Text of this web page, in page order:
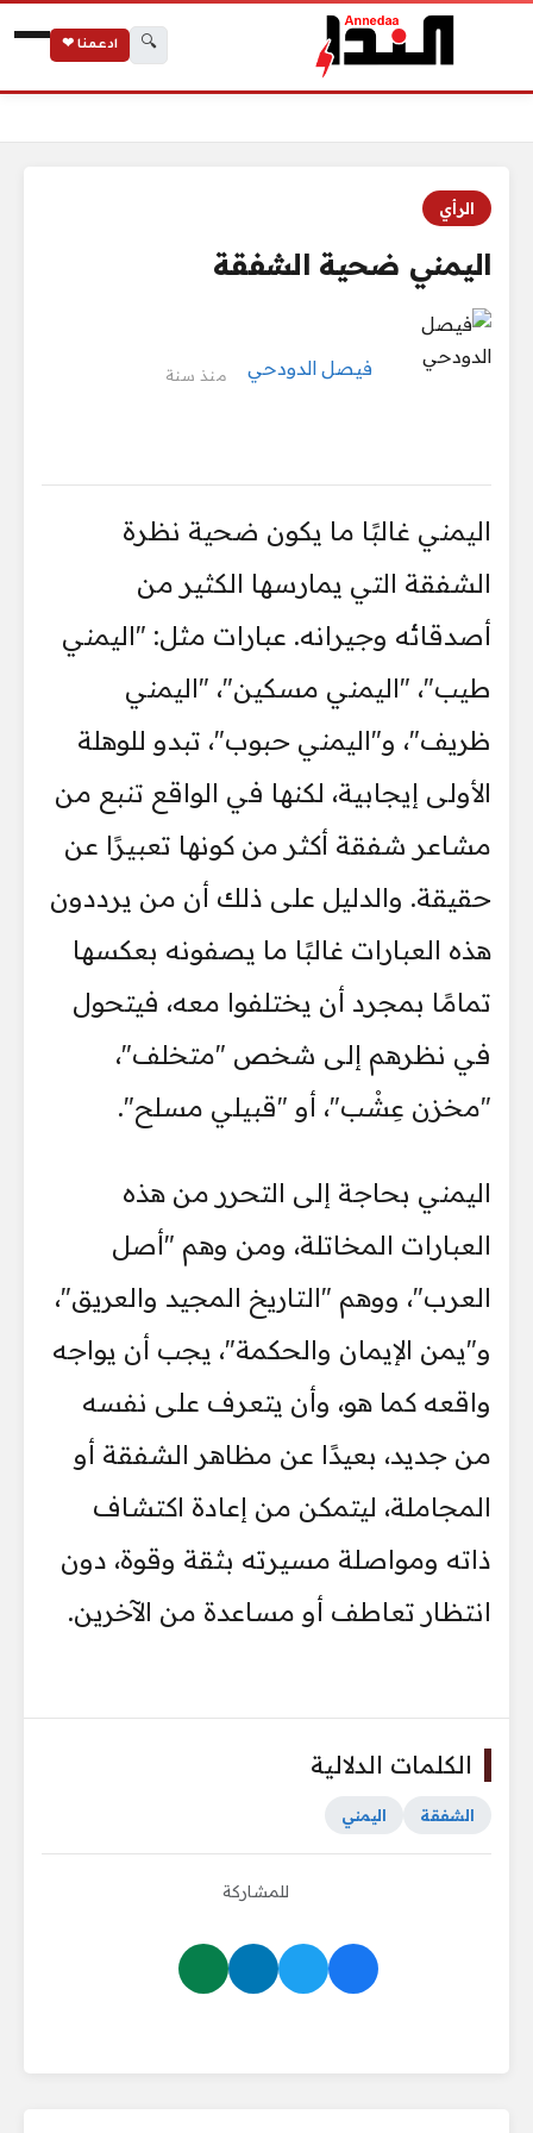
🔍 ادعمنا ❤
الرأي
اليمني ضحية الشفقة
فيصل الدودحي منذ سنة
اليمني غالبًا ما يكون ضحية نظرة
الشفقة التي يمارسها الكثير من
أصدقائه وجيرانه. عبارات مثل: "اليمني
طيب"، "اليمني مسكين"، "اليمني
ظريف"، و"اليمني حبوب"، تبدو للوهلة
الأولى إيجابية، لكنها في الواقع تنبع من
مشاعر شفقة أكثر من كونها تعبيرًا عن
حقيقة. والدليل على ذلك أن من يرددون
هذه العبارات غالبًا ما يصفونه بعكسها
تمامًا بمجرد أن يختلفوا معه، فيتحول
في نظرهم إلى شخص "متخلف"،
"مخزن عِشْب"، أو "قبيلي مسلح".
اليمني بحاجة إلى التحرر من هذه
العبارات المخاتلة، ومن وهم "أصل
العرب"، ووهم "التاريخ المجيد والعريق"،
و"يمن الإيمان والحكمة"، يجب أن يواجه
واقعه كما هو، وأن يتعرف على نفسه
من جديد، بعيدًا عن مظاهر الشفقة أو
المجاملة، ليتمكن من إعادة اكتشاف
ذاته ومواصلة مسيرته بثقة وقوة، دون
انتظار تعاطف أو مساعدة من الآخرين.
الكلمات الدلالية
الشفقة اليمني
للمشاركة